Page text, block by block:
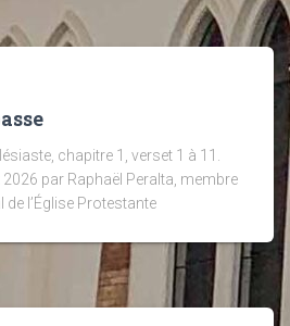
chapitre 1, verset 1 à 11.
par Raphaël Peralta, membre
l’Église Protestante